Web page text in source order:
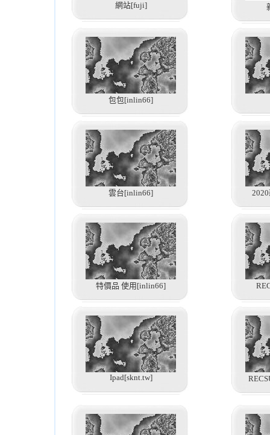
網站[fuji]
包包[inlin66]
雲台[inlin66]
特價品 使用[inlin66]
Ipad[sknt.tw]